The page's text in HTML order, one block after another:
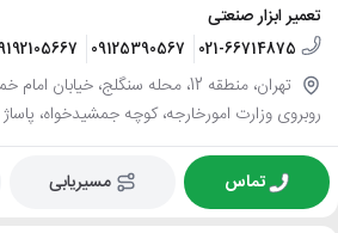
تعمیر ابزار صنعتی
021-66714875
09125390567
تهران، منطقه 12، محله سنگلج، خیابان
روبروی وزارت امورخارجه، کوچه جمشیدخواه، پاساژ
تماس مسیریابی